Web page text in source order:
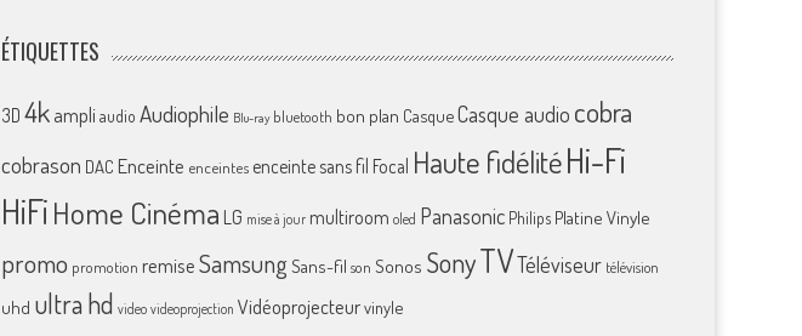
ÉTIQUETTES
3D 4k ampliaudio Audiophile Blu-ray bluetooth bon plan CasqueCasque audio cobra
cobrason DAC Enceinte enceintes enceinte sans fil Focal Haute fidélitéHi-Fi
HiFiHome Cinéma LG mise à jour multiroom oled Panasonic Philips Platine Vinyle
promo promotion remiseSamsungSans-fil son Sonos SonyTVTéléviseur télévision
uhd ultra hd video videoprojection Vidéoprojecteurvinyle